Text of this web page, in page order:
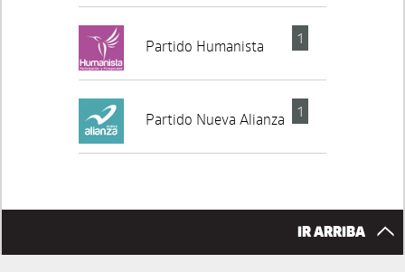
1
Partido Humanista
1
Partido Nueva Alianza
IR ARRIBA